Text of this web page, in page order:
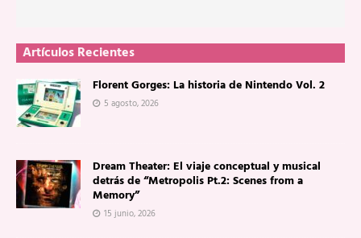
Artículos Recientes
Florent Gorges: La historia de Nintendo Vol. 2
5 agosto, 2026
Dream Theater: El viaje conceptual y musical
detrás de “Metropolis Pt.2: Scenes from a
Memory”
15 junio, 2026